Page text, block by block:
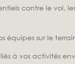
contre le vol,
équipes sur le
à vos activités